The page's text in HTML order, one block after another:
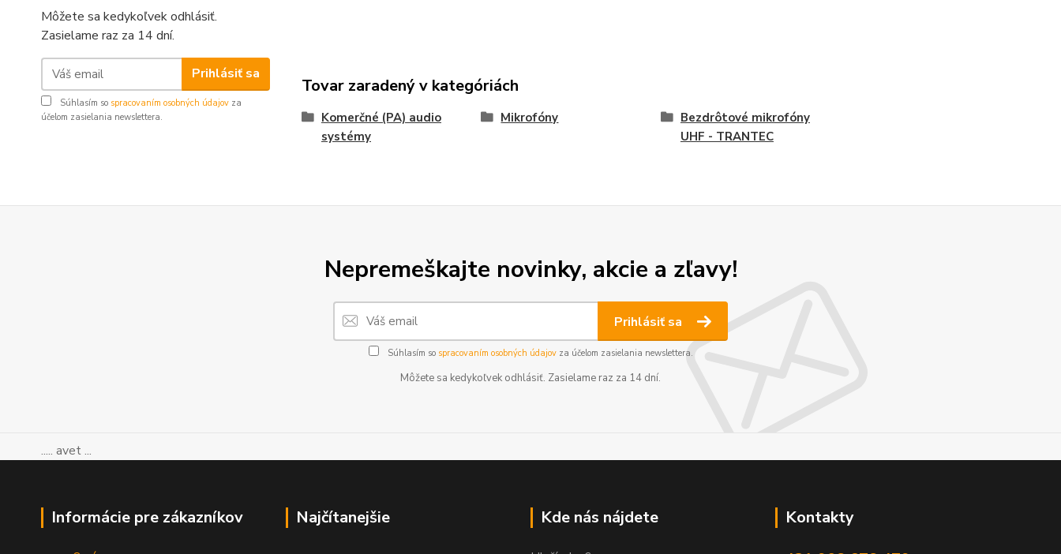
Môžete sa kedykoľvek odhlásiť.
Zasielame raz za 14 dní.
Prihlásiť sa
Súhlasím so spracovaním osobných údajov za
účelom zasielania newslettera.
Tovar zaradený v kategóriách
Komerčné (PA) audio
systémy
Mikrofóny
Bezdrôtové mikrofóny
UHF - TRANTEC
Nepremeškajte novinky, akcie a zľavy!
Prihlásiť sa
Súhlasím so spracovaním osobných údajovza účelom zasielania newslettera.
Môžete sa kedykoľvek odhlásiť. Zasielame raz za 14 dní.
..... avet ...
Informácie pre zákazníkov Najčítanejšie Kde nás nájdete
Kontakty